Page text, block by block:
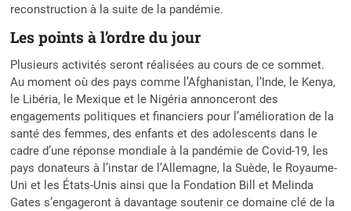
reconstruction à la suite de la pandémie.
Les points à l’ordre du jour
Plusieurs activités seront réalisées au cours de ce sommet.
Au moment où des pays comme l’Afghanistan, l’Inde, le Kenya,
le Libéria, le Mexique et le Nigéria annonceront des
engagements politiques et financiers pour l’amélioration de la
santé des femmes, des enfants et des adolescents dans le
cadre d’une réponse mondiale à la pandémie de Covid-19, les
pays donateurs à l’instar de l’Allemagne, la Suède, le Royaume-
Uni et les États-Unis ainsi que la Fondation Bill et Melinda
Gates s’engageront à davantage soutenir ce domaine clé de la